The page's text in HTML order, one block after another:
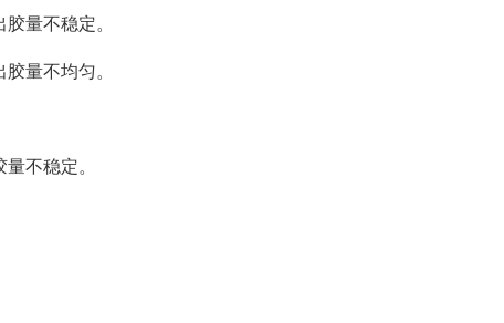
量不稳定。
量不均匀。
不稳定。